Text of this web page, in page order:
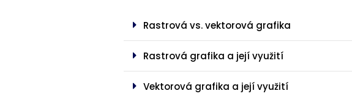
Rastrová vs. vektorová grafika
Rastrová grafika a její využití
Vektorová grafika a její využití